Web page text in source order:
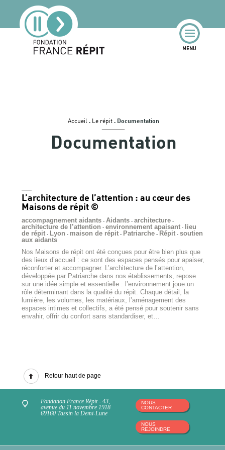
Accueil . Le répit . Documentation
Documentation
L’architecture de l’attention : au cœur des
Maisons de répit ©
accompagnement aidants - Aidants -architecture -
architecture de l’attention -environnement apaisant -
lieu
de répit - Lyon - maison de répit - Patriarche - Répit -soutien
aux aidants
Nos Maisons de répit ont été conçues pour être bien plus que
des lieux d’accueil : ce sont des espaces pensés pour apaiser,
réconforter et accompagner. L’architecture de l’attention,
développée par Patriarche dans nos établissements, repose
sur une idée simple et essentielle : l’environnement joue un
rôle déterminant dans la qualité du répit. Chaque détail, la
lumière, les volumes, les matériaux, l’aménagement des
espaces intimes et collectifs, a été pensé pour soutenir sans
envahir, offrir du confort sans standardiser, et…
Retour haut de page
Fondation France Répit - 43,
avenue du 11 novembre 1918
69160 Tassin la Demi-Lune
NOUS
CONTACTER
NOUS
REJOINDRE